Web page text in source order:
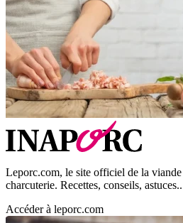
Leporc.com, le site officiel de la
charcuterie. Recettes, conseils,
Accéder à leporc.com